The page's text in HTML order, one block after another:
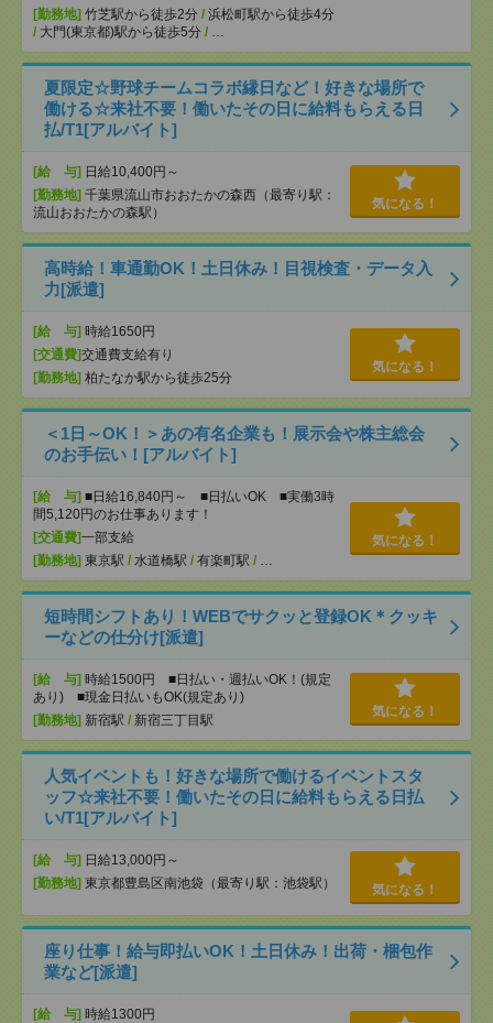
[勤務地] 竹芝駅から徒歩2分 / 浜松町駅から徒歩4分
/ 大門(東京都)駅から徒歩5分 / …
夏限定☆野球チームコラボ縁日など！好きな場所で
働ける☆来社不要！働いたその日に給料もらえる日
払/T1[アルバイト]
[給 与] 日給10,400円～
[勤務地] 千葉県流山市おおたかの森西（最寄り駅：
流山おおたかの森駅）
気になる！
高時給！車通勤OK！土日休み！目視検査・データ入
力[派遣]
[給 与] 時給1650円
[交通費]交通費支給有り
[勤務地] 柏たなか駅から徒歩25分
気になる！
＜1日～OK！＞あの有名企業も！展示会や株主総会
のお手伝い！[アルバイト]
[給 与] ■日給16,840円～ ■日払いOK ■実働3時
間5,120円のお仕事あります！
[交通費]一部支給
[勤務地] 東京駅 / 水道橋駅 / 有楽町駅 / …
気になる！
短時間シフトあり！WEBでサクッと登録OK＊クッキ
ーなどの仕分け[派遣]
[給 与] 時給1500円 ■日払い・週払いOK！(規定
あり) ■現金日払いもOK(規定あり)
[勤務地] 新宿駅 / 新宿三丁目駅
気になる！
人気イベントも！好きな場所で働けるイベントスタ
ッフ☆来社不要！働いたその日に給料もらえる日払
い/T1[アルバイト]
[給 与] 日給13,000円～
[勤務地] 東京都豊島区南池袋（最寄り駅：池袋駅） 気になる！
座り仕事！給与即払いOK！土日休み！出荷・梱包作
業など[派遣]
[給 与] 時給1300円